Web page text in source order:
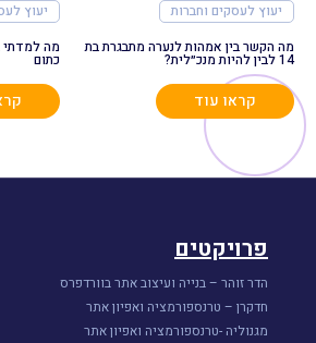
יעוץ לעסקים וחברות
מה הקשר בין אמהות לנערה מתבגרת בת
14 לבין להיות מנכ״לית?
קראו עוד
יעוץ
מה למדתי
כתום
פרויקטים
הדר זוהר – בנייה ועיצוב אתר בוורדפרס
חדקרן – טרנספורמציה ואפיון אתר
מגנוליה -טרנספורמציה ואפיון אתר